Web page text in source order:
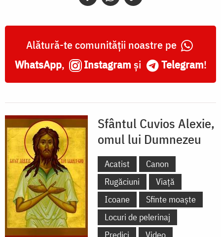
Alătură-te comunității noastre pe
WhatsApp, Instagram și Telegram!
Sfântul Cuvios Alexie,
omul lui Dumnezeu
Acatist
Canon
Rugăciuni
Viață
Icoane
Sfinte moaște
Locuri de pelerinaj